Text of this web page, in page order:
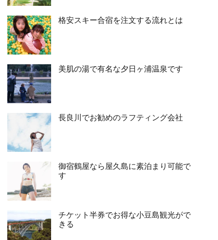
格安スキー合宿を注文する流れとは
美肌の湯で有名な夕日ヶ浦温泉です
長良川でお勧めのラフティング会社
御宿鶴屋なら屋久島に素泊まり可能で
す
チケット半券でお得な小豆島観光がで
きる